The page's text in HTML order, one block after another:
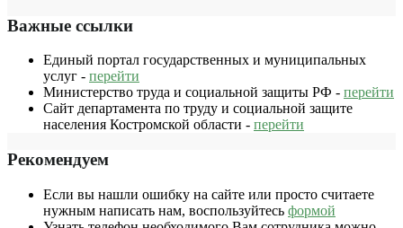
Важные ссылки
Единый портал государственных и муниципальных
услуг - перейти
Министерство труда и социальной защиты РФ - перейти
Сайт департамента по труду и социальной защите
населения Костромской области - перейти
Рекомендуем
Если вы нашли ошибку на сайте или просто считаете
нужным написать нам, воспользуйтесь формой